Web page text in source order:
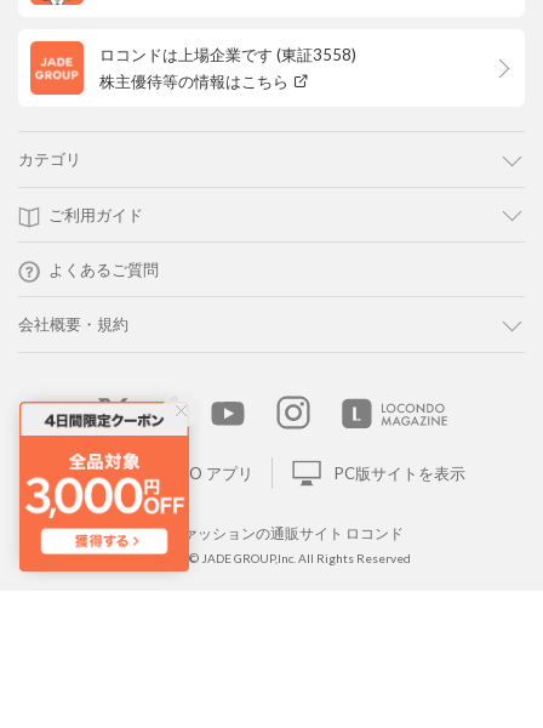
ロコンドは上場企業です (東証3558)
株主優待等の情報はこちら
カテゴリ
ご利用ガイド
よくあるご質問
会社概要・規約
LOCONDO アプリ PC版サイトを表示
靴とファッションの通販サイト ロコンド
Copyright © JADE GROUP,Inc. All Rights Reserved